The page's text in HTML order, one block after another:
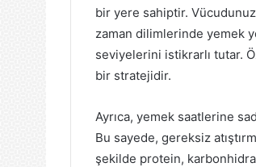
bir yere sahiptir.
zaman dilimlerinde yemek
seviyelerini istikrarlı tutar.
bir stratejidir.
Ayrıca, yemek saatlerine
Bu sayede, gereksiz
şekilde protein,